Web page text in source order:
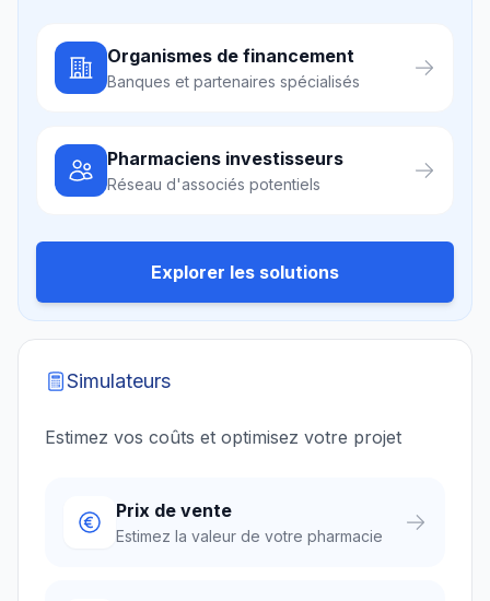
Organismes de financement
Banques et partenaires spécialisés
Pharmaciens investisseurs
Réseau d'associés potentiels
Explorer les solutions
Simulateurs
Estimez vos coûts et optimisez votre projet
Prix de vente
Estimez la valeur de votre pharmacie